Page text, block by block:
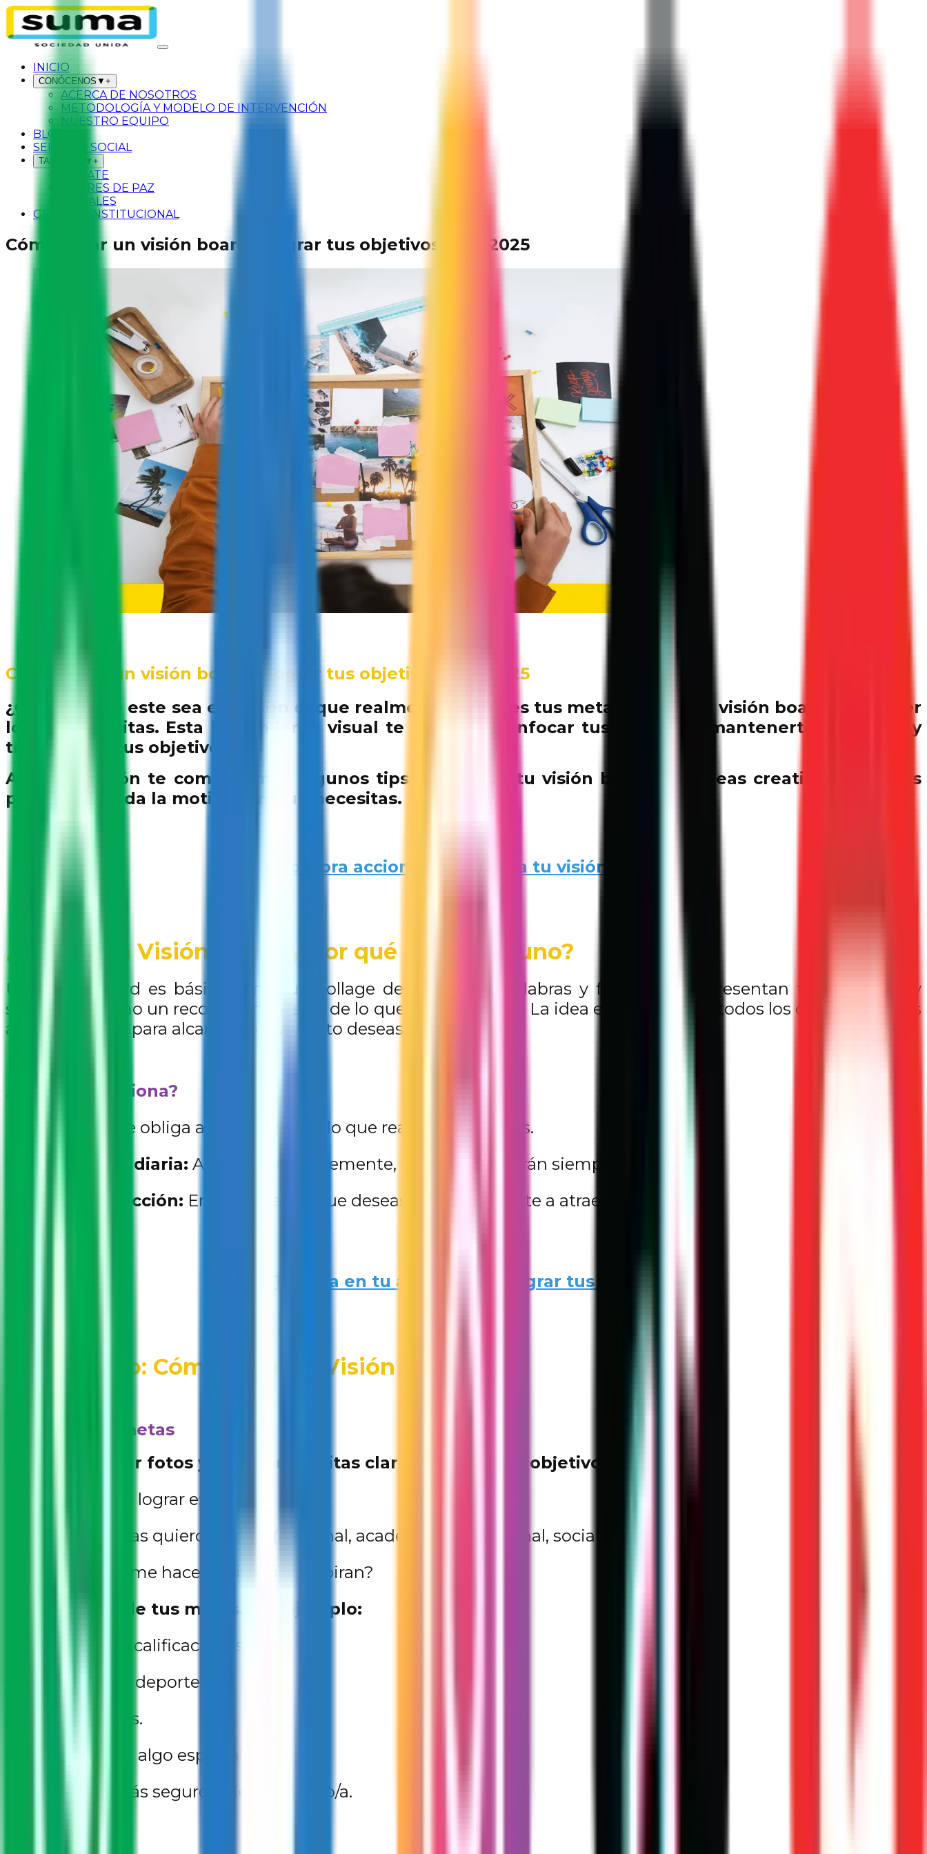
INICIO
CONÓCENOS ▼ +
ACERCA DE NOSOTROS
METODOLOGÍA Y MODELO DE INTERVENCIÓN
NUESTRO EQUIPO
BLOG
SERVICIO SOCIAL
TALLERES ▼ +
SÚMATE
LÍDERES DE PAZ
MURALES
GESTIÓN INSTITUCIONAL
Cómo crear un visión board y lograr tus objetivos este 2025
Cómo crear un visión board y lograr tus objetivos este 2025
¿Quieres que este sea el año en el que realmente cumples tus metas? Crear un visión board puede ser
lo que necesitas. Esta herramienta visual te ayudará a enfocar tus objetivos, mantenerte motivado y
trabajar por tus objetivos.
A continuación te compartimos algunos tips para crear tu visión board con ideas creativas, consejos
prácticos y toda la motivación que necesitas.
Incorpora acciones positivas a tu visión board
¿Qué es un Visión Board y por qué necesitas uno?
Un visión board es básicamente un collage de imágenes, palabras y frases que representan tus objetivos y
sueños. Es como un recordatorio visual de lo que quieres lograr. La idea es que, al verlo todos los días, te inspires
a tomar acción para alcanzar lo que tanto deseas.
¿Por qué funciona?
Te obliga a pensar qué es lo que realmente quieres.
Motivación diaria: Al verlo constantemente, tus metas estarán siempre presentes.
Ley de atracción: Enfocarte en lo que deseas puede ayudarte a atraerlo a tu vida.
Trabaja en tu actitud para lograr tus metas
Paso a Paso: Cómo Crear tu Visión Board
1. Define tus metas
Antes de pegar fotos y frases, necesitas claridad sobre tus objetivos. Pregúntate:
¿Qué quiero lograr este año?
¿En qué áreas quiero crecer? (personal, académico, profesional, social, emocional)
¿Qué cosas me hacen feliz o me inspiran?
Haz una lista de tus metas. Por ejemplo:
Mejorar mis calificaciones.
Practicar un deporte.
Leer 10 libros.
Ahorrar para algo especial.
Sentirme más seguro/a de mí mismo/a.